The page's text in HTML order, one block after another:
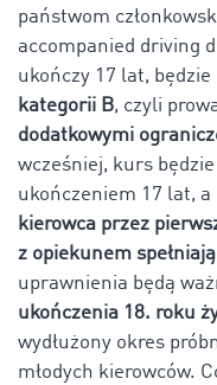
państwom
accompanied driving
ukończy 17 lat, będzie
kategorii B, czyli
dodatkowymi
wcześniej, kurs
ukończeniem 17 lat,
kierowca przez
z opiekunem
uprawnienia będą
ukończenia 18. roku
wydłużony okres
młodych kierowców.